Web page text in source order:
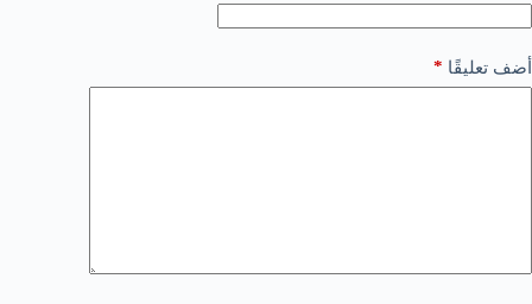
أضف تعليقًا *